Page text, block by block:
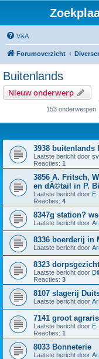
V&A
Forumoverzicht
Buitenlands
Nieuw onderwerp
153 onderwerpen
3938 buitenlands
Laatste bericht door
Reacties: 1
3856 A. Fritsch,
en dÃ©tail in P.
Laatste bericht door
Reacties: 4
8347g station?
Laatste bericht door
8336 boerderij in
Laatste bericht door
8323
Laatste bericht door
Reacties: 3
8107 slagerij
Laatste bericht door
7141 groot
Laatste bericht door
Reacties: 1
8033 Bonneterie
Laatste bericht door